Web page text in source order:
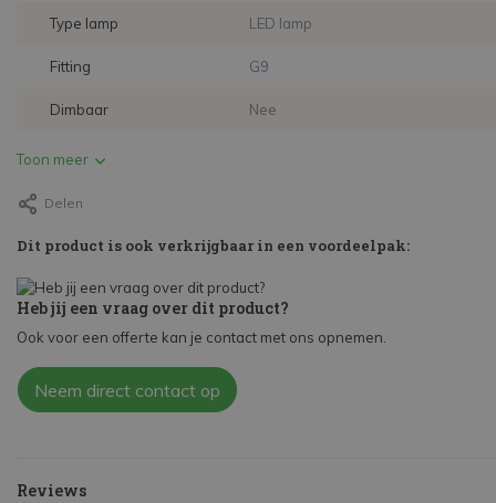
Type lamp LED lamp
Fitting G9
Dimbaar Nee
Toon meer
Delen
Dit product is ook verkrijgbaar in een voordeelpak:
Heb jij een vraag over dit product?
Ook voor een offerte kan je contact met ons opnemen.
Neem direct contact op
Reviews